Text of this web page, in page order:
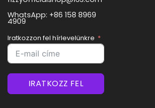
WhatsApp: +86 158 8969
4909
Iratkozzon fel hírlevelünkre
IRATKOZZ FEL